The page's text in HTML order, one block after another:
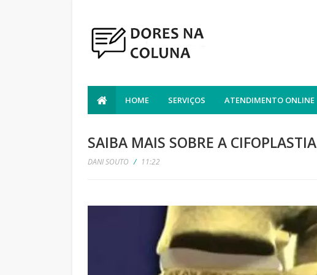
HOME SERVIÇOS ATENDIMENTO ONLINE
SAIBA MAIS SOBRE A CIFOPLASTIA
DANI SOUTO / 11:22